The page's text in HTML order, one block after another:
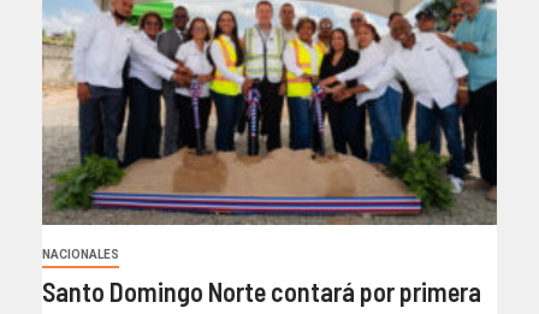
NACIONALES
Santo Domingo Norte contará por primera